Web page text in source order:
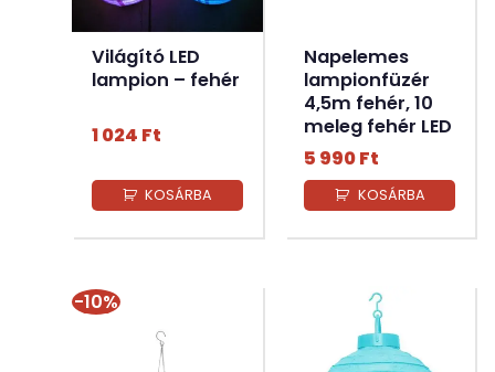
Világító LED
lampion – fehér
1 024 Ft
KOSÁRBA
Napelemes
lampionfüzér
4,5m fehér, 10
meleg fehér LED
5 990Ft
KOSÁRBA
-10%